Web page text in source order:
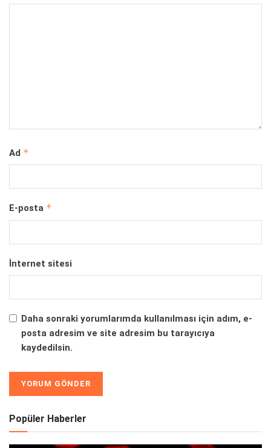
Ad *
E-posta *
İnternet sitesi
Daha sonraki yorumlarımda kullanılması için adım, e-
posta adresim ve site adresim bu tarayıcıya
kaydedilsin.
Alternative:
Popüler Haberler